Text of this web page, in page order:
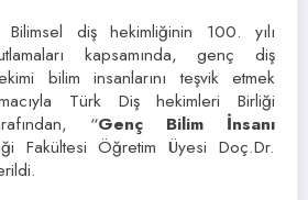
Bilimsel diş hekimliğinin 100. yılı
kapsamında, genç diş
bilim insanlarını teşvik etmek
Türk Diş hekimleri Birliği
“Genç Bilim İnsanı
Fakültesi Öğretim Üyesi Doç.Dr.